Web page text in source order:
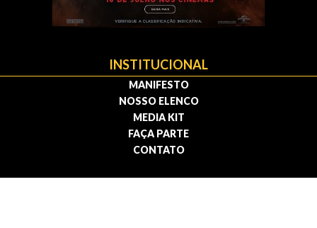
INSTITUCIONAL
MANIFESTO
NOSSO ELENCO
MEDIA KIT
FAÇA PARTE
CONTATO